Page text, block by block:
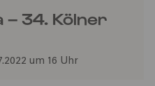
– 34. Kölner
um 16 Uhr